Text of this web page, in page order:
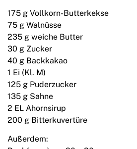
175 g Vollkorn-Butterkekse
75 g Walnüsse
235 g weiche Butter
30 g Zucker
40 g Backkakao
1 Ei (Kl. M)
125 g Puderzucker
135 g Sahne
2 EL Ahornsirup
200 g Bitterkuvertüre
Außerdem: